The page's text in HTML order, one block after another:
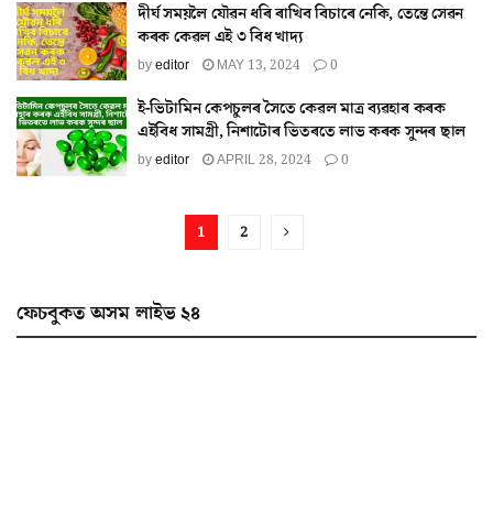
দীৰ্ঘ সময়লৈ যৌৱন ধৰি ৰাখিব বিচাৰে নেকি, তেন্তে সেৱন
কৰক কেৱল এই ৩ বিধ খাদ্য
byeditor MAY 13, 2024 0
ই-ভিটামিন কেপচুলৰ সৈতে কেৱল মাত্ৰ ব্যৱহাৰ কৰক
এইবিধ সামগ্ৰী, নিশাটোৰ ভিতৰতে লাভ কৰক সুন্দৰ ছাল
byeditor APRIL 28, 2024 0
1 2
ফেচবুকত অসম লাইভ ২৪